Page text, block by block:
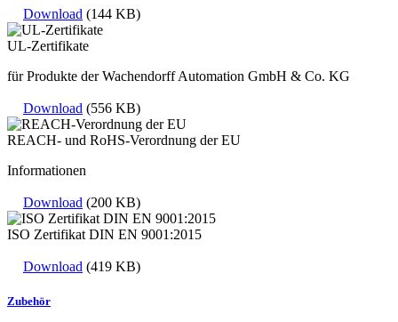
Download (144 KB)
UL-Zertifikate
für Produkte der Wachendorff Automation GmbH & Co. KG
Download (556 KB)
REACH- und RoHS-Verordnung der EU
Informationen
Download (200 KB)
ISO Zertifikat DIN EN 9001:2015
Download (419 KB)
Zubehör